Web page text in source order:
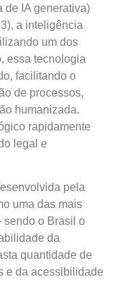
de IA generativa)
a inteligência
um dos
essa tecnologia
facilitando o
de processos,
humanizada.
rapidamente
legal e
pela
uma das mais
o Brasil o
da
quantidade de
e da acessibilidade